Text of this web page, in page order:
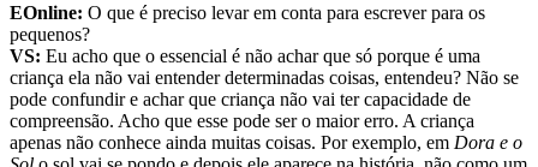
EOnline: O que é preciso levar em conta para escrever para os
pequenos?
VS: Eu acho que o essencial é não achar que só porque é uma
criança ela não vai entender determinadas coisas, entendeu? Não se
pode confundir e achar que criança não vai ter capacidade de
compreensão. Acho que esse pode ser o maior erro. A criança
apenas não conhece ainda muitas coisas. Por exemplo, em Dora e o